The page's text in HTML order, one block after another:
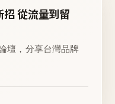
從流量到留
壇，分享台灣品牌